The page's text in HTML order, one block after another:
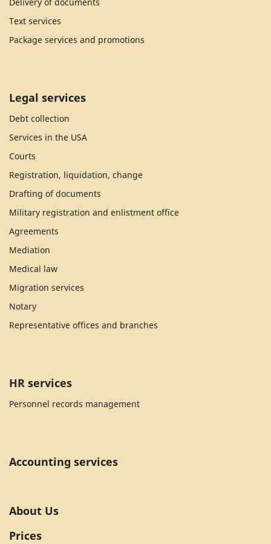
Text services
Package services and promotions
Legal services
Debt collection
Services in the USA
Courts
Registration, liquidation, change
Drafting of documents
Military registration and enlistment office
Agreements
Mediation
Medical law
Migration services
Notary
Representative offices and branches
HR services
Personnel records management
Accounting services
About Us
Prices